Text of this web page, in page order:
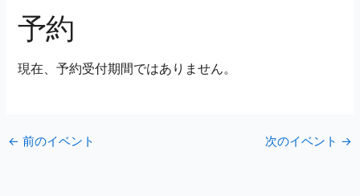
予約
現在、予約受付期間ではありません。
← 前のイベント 次のイベント →